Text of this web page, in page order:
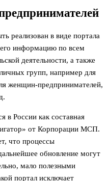
реализован в виде портала
информацию по всем
деятельности, а также
групп, например для
женщин-предпринимателей,
в России как составная
от Корпорации МСП.
что процессы
обновление могут
мало полезными
портал исключает